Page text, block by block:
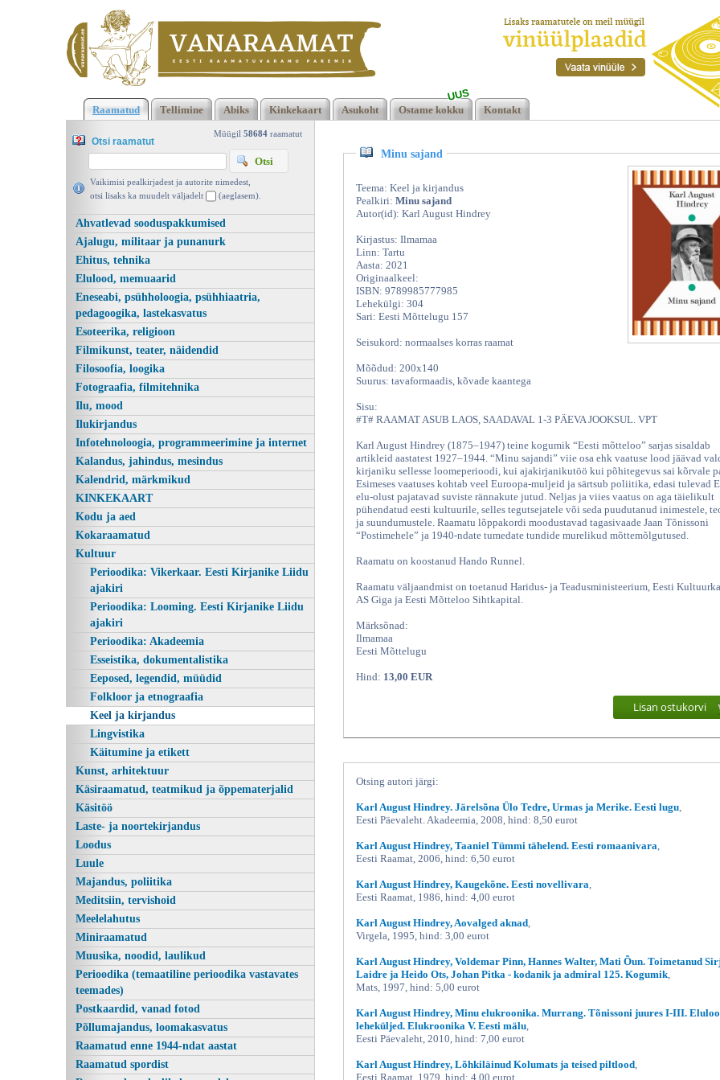
Minu sajand, Karl August
Klõpsa siia , et näha täielikku loendit!Minu sajand, Karl August
Hindrey, Ilmamaa 2021 | vanaraamat. ee
Raamatud Tellimine Abiks Kinkekaart Asukoht Ostame kokku
UUS
Kontakt
Müügil 58684 raamatut
Otsi raamatut
Vaikimisi pealkirjadest ja autorite nimedest,
otsi lisaks ka muudelt väljadelt
(aeglasem).
Ahvatlevad sooduspakkumised
Ajalugu, militaar ja punanurk
Ehitus, tehnika
Elulood, memuaarid
Eneseabi, psühholoogia, psühhiaatria,
pedagoogika, lastekasvatus
Esoteerika, religioon
Filmikunst, teater, näidendid
Filosoofia, loogika
Fotograafia, filmitehnika
Ilu, mood
Ilukirjandus
Infotehnoloogia, programmeerimine ja internet
Kalandus, jahindus, mesindus
Kalendrid, märkmikud
KINKEKAART
Kodu ja aed
Kokaraamatud
Kultuur
Perioodika: Vikerkaar. Eesti Kirjanike Liidu
ajakiri
Perioodika: Looming. Eesti Kirjanike Liidu
ajakiri
Perioodika: Akadeemia
Esseistika, dokumentalistika
Eeposed, legendid, müüdid
Folkloor ja etnograafia
Keel ja kirjandus
Lingvistika
Käitumine ja etikett
Kunst, arhitektuur
Käsiraamatud, teatmikud ja õppematerjalid
Käsitöö
Laste- ja noortekirjandus
Loodus
Luule
Majandus, poliitika
Meditsiin, tervishoid
Meelelahutus
Miniraamatud
Muusika, noodid, laulikud
Perioodika (temaatiline perioodika vastavates
teemades)
Postkaardid, vanad fotod
Põllumajandus, loomakasvatus
Raamatud enne 1944-ndat aastat
Raamatud spordist
Minu sajand
Teema: Keel ja kirjandus
Pealkiri: Minu sajand
Autor(id): Karl August Hindrey
Kirjastus: Ilmamaa
Linn: Tartu
Aasta: 2021
Originaalkeel:
ISBN: 9789985777985
Lehekülgi: 304
Sari: Eesti Mõttelugu 157
Seisukord: normaalses korras raamat
Mõõdud: 200x140
Suurus: tavaformaadis, kõvade kaantega
Sisu:
#T# RAAMAT ASUB LAOS, SAADAVAL 1-3 PÄEVA JOOKSUL. VPT
Karl August Hindrey (1875–1947) teine kogumik “Eesti mõtteloo” sarjas sisaldab
artikleid aastatest 1927–1944. “Minu sajandi” viie osa ehk vaatuse lood jäävad
kirjaniku sellesse loomeperioodi, kui ajakirjanikutöö kui põhitegevus sai kõrvale
Esimeses vaatuses kohtab veel Euroopa-muljeid ja särtsub poliitika, edasi tulevad
elu-olust pajatavad suviste rännakute jutud. Neljas ja viies vaatus on aga täielikult
pühendatud eesti kultuurile, selles tegutsejatele või seda puudutanud inimestele,
ja suundumustele. Raamatu lõppakordi moodustavad tagasivaade Jaan Tõnissoni
“Postimehele” ja 1940-ndate tumedate tundide murelikud mõttemõlgutused.
Raamatu on koostanud Hando Runnel.
Raamatu väljaandmist on toetanud Haridus- ja Teadusministeerium, Eesti
AS Giga ja Eesti Mõtteloo Sihtkapital.
Märksõnad:
Ilmamaa
Eesti Mõttelugu
Hind: 13,00 EUR
Lisan ostukorvi
Otsing autori järgi:
Karl August Hindrey. Järelsõna Ülo Tedre, Urmas ja Merike. Eesti lugu
Eesti Päevaleht. Akadeemia, 2008, hind: 8,50 eurot
Karl August Hindrey, Taaniel Tümmi tähelend. Eesti romaanivara
Eesti Raamat, 2006, hind: 6,50 eurot
Karl August Hindrey, Kaugekõne. Eesti novellivara
Eesti Raamat, 1986, hind: 4,00 eurot
Karl August Hindrey, Aovalged aknad
Virgela, 1995, hind: 3,00 eurot
Karl August Hindrey, Voldemar Pinn, Hannes Walter, Mati Õun. Toimetanud
Laidre ja Heido Ots, Johan Pitka - kodanik ja admiral 125. Kogumik
Mats, 1997, hind: 5,00 eurot
Karl August Hindrey, Minu elukroonika. Murrang. Tõnissoni juures I-III.
leheküljed. Elukroonika V. Eesti mälu
Eesti Päevaleht, 2010, hind: 7,00 eurot
Karl August Hindrey, Lõhkiläinud Kolumats ja teised piltlood
Eesti Raamat, 1979, hind: 4,00 eurot